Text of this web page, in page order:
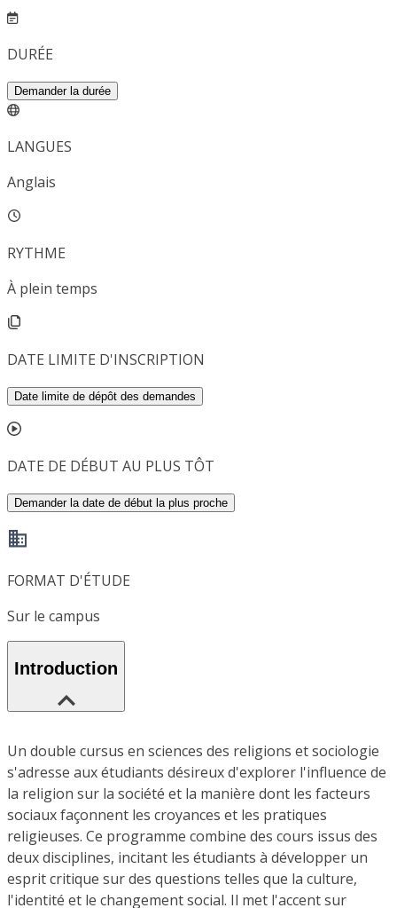
DURÉE
Demander la durée
LANGUES
Anglais
RYTHME
À plein temps
DATE LIMITE D'INSCRIPTION
Date limite de dépôt des demandes
DATE DE DÉBUT AU PLUS TÔT
Demander la date de début la plus proche
FORMAT D'ÉTUDE
Sur le campus
Introduction
Un double cursus en sciences des religions et sociologie
s'adresse aux étudiants désireux d'explorer l'influence de
la religion sur la société et la manière dont les facteurs
sociaux façonnent les croyances et les pratiques
religieuses. Ce programme combine des cours issus des
deux disciplines, incitant les étudiants à développer un
esprit critique sur des questions telles que la culture,
l'identité et le changement social. Il met l'accent sur